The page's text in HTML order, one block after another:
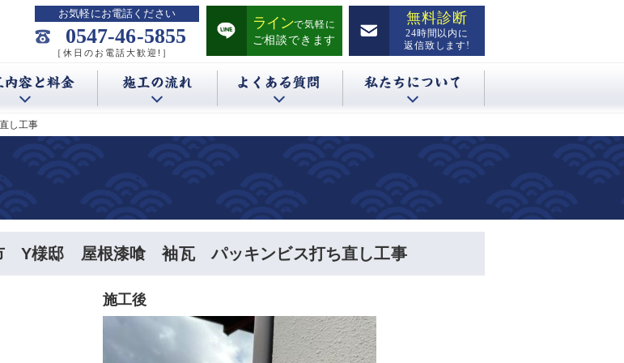
お気軽にお電話ください
0547-46-5855
［休日のお電話大歓迎!］
ラインで気軽に
ご相談できます
無料診断
24時間以内に
返信致します!
し工事
Y様邸 屋根漆喰 袖瓦 パッキンビス打ち直し工事
施工後